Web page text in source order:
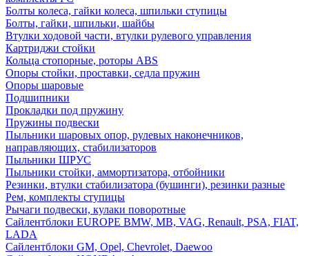
Болты колеса, гайки колеса, шпильки ступицы
Болты, гайки, шпильки, шайбы
Втулки ходовой части, втулки рулевого управления
Картриджи стойки
Кольца стопорные, роторы ABS
Опоры стойки, проставки, седла пружин
Опоры шаровые
Подшипники
Прокладки под пружину
Пружины подвески
Пыльники шаровых опор, рулевых наконечников,
направляющих, стабилизаторов
Пыльники ШРУС
Пыльники стойки, аммортизатора, отбойники
Резинки, втулки стабилизатора (бушинги), резинки разные
Рем, комплекты ступицы
Рычаги подвески, кулаки поворотные
Сайлентблоки EUROPE BMW, MB, VAG, Renault, PSA, FIAT,
LADA
Сайлентблоки GM, Opel, Chevrolet, Daewoo